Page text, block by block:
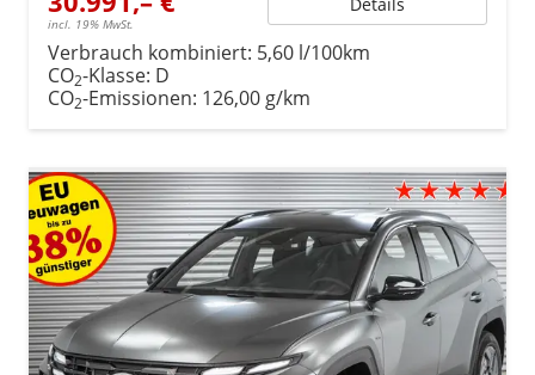
incl. 19% MwSt.
Verbrauch kombiniert: 5,60 l/100km
CO2-Klasse: D
CO2-Emissionen: 126,00 g/km